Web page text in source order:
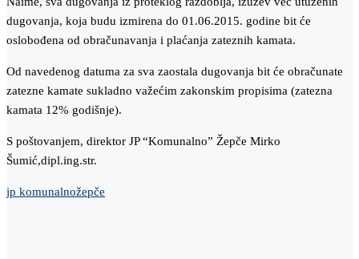
dugovanja, koja budu izmirena do 01.06.2015. godine bit će
oslobođena od obračunavanja i plaćanja zateznih kamata.
Od navedenog datuma za sva zaostala dugovanja bit će obračunate
zatezne kamate sukladno važećim zakonskim propisima (zatezna
kamata 12% godišnje).
S poštovanjem, direktor JP “Komunalno” Žepče Mirko
Šumić,dipl.ing.str.
jp komunalnožepče